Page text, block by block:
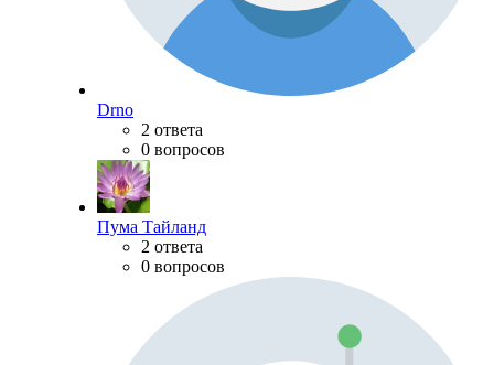
Drno
2 ответа
0 вопросов
Пума Тайланд
2 ответа
0 вопросов